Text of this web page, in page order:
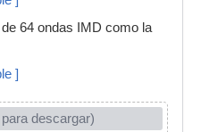
64 ondas IMD como la
]
para descargar)